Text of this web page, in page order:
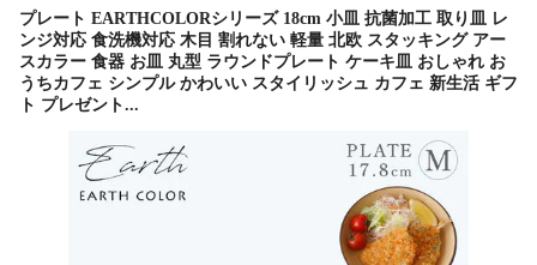
プレート EARTHCOLORシリーズ 18cm 小皿 抗菌加工 取り皿 レ
ンジ対応 食洗機対応 木目 割れない 軽量 北欧 スタッキング アー
スカラー 食器 お皿 丸型 ラウンドプレート ケーキ皿 おしゃれ お
うちカフェ シンプル かわいい スタイリッシュ カフェ 新生活 ギフ
ト プレゼント...